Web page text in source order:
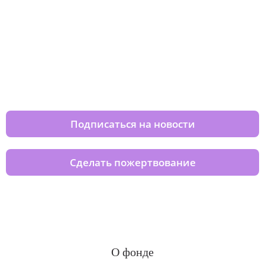
Подписаться на новости
Сделать пожертвование
О фонде